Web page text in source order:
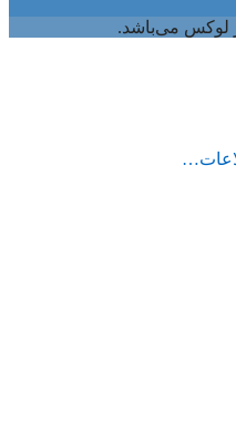
لوکس می‌باشد.